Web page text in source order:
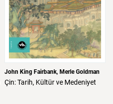
John King Fairbank Merle Goldman
Çin:Tarih, Kültürve Medeniyet